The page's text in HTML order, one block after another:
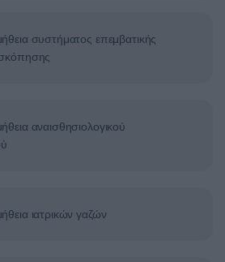
συστήματος επεμβατικής
αναισθησιολογικού
ιατρικών γαζών